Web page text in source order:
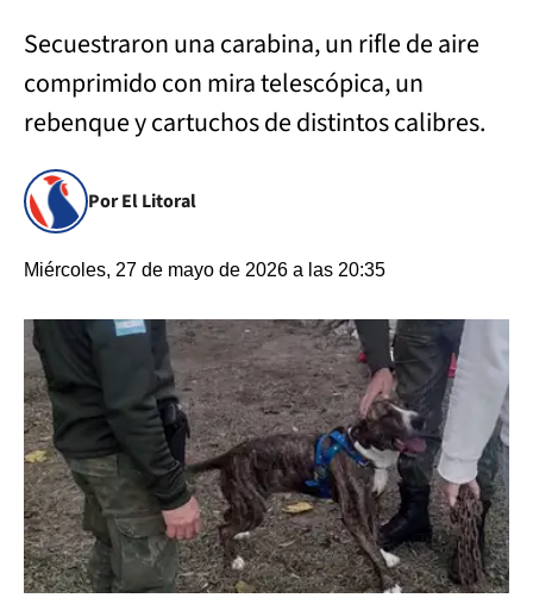
Secuestraron una carabina, un rifle de aire
comprimido con mira telescópica, un
rebenque y cartuchos de distintos calibres.
Por El Litoral
Miércoles, 27 de mayo de 2026 a las 20:35